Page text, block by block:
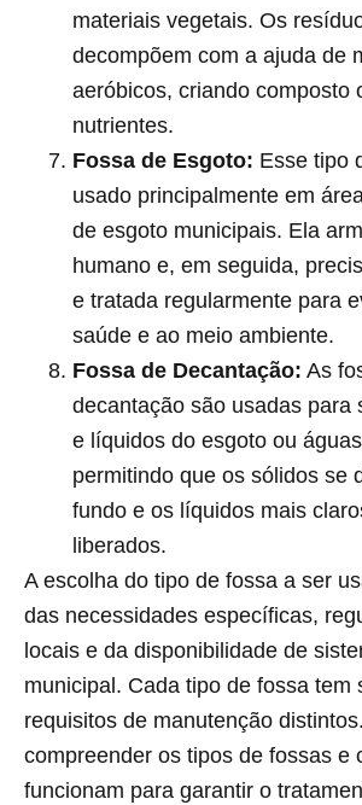
materiais vegetais. Os
decompõem com a ajuda de
aeróbicos, criando composto
nutrientes.
Fossa de Esgoto: Esse tipo
usado principalmente em
de esgoto municipais. Ela
humano e, em seguida,
e tratada regularmente para
saúde e ao meio ambiente.
Fossa de Decantação: As
decantação são usadas para
e líquidos do esgoto ou
permitindo que os sólidos se
fundo e os líquidos mais
liberados.
A escolha do tipo de fossa a ser
das necessidades específicas,
locais e da disponibilidade de
municipal. Cada tipo de fossa tem
requisitos de manutenção
compreender os tipos de fossas e
funcionam para garantir o